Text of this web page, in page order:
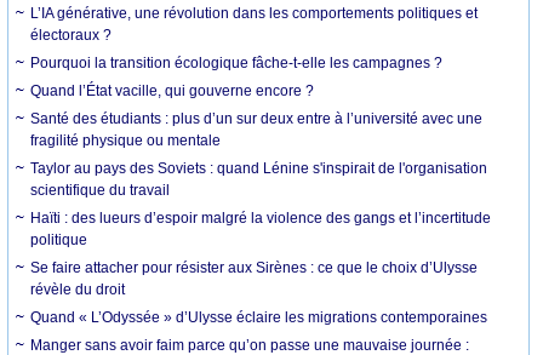
L’IA générative, une révolution dans les comportements politiques et
électoraux ?
Pourquoi la transition écologique fâche-t-elle les campagnes ?
Quand l’État vacille, qui gouverne encore ?
Santé des étudiants : plus d’un sur deux entre à l’université avec une
fragilité physique ou mentale
Taylor au pays des Soviets : quand Lénine s'inspirait de l'organisation
scientifique du travail
Haïti : des lueurs d’espoir malgré la violence des gangs et l’incertitude
politique
Se faire attacher pour résister aux Sirènes : ce que le choix d’Ulysse
révèle du droit
Quand « L’Odyssée » d’Ulysse éclaire les migrations contemporaines
Manger sans avoir faim parce qu’on passe une mauvaise journée :